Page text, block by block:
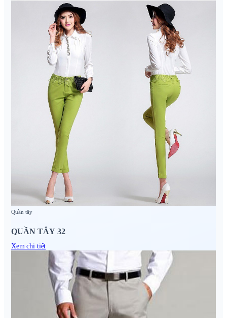
Quần tây
QUẦN TÂY 32
Xem chi tiết